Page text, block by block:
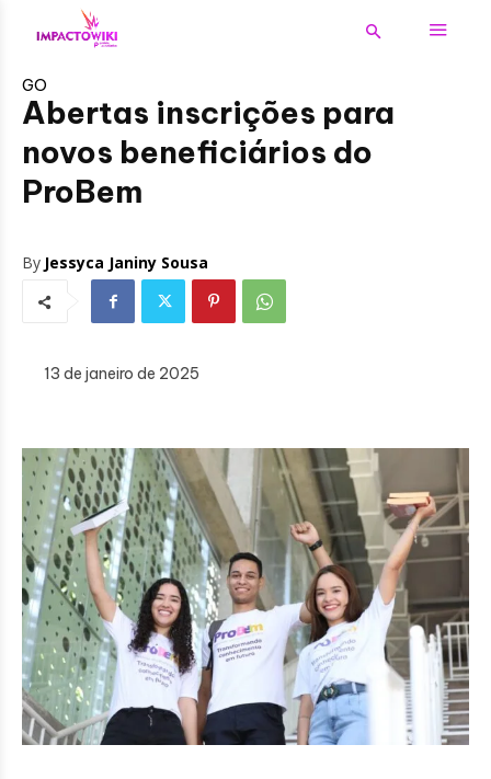
GO
Abertas inscrições para
novos beneficiários do
ProBem
By Jessyca Janiny Sousa
13 de janeiro de 2025